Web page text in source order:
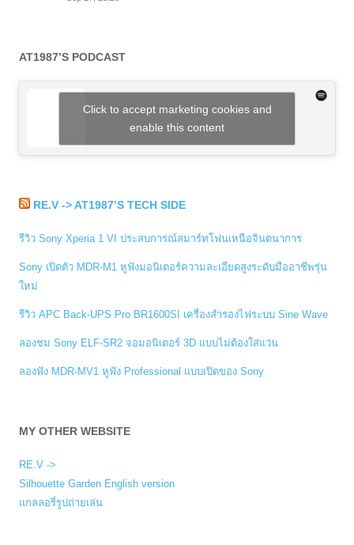
AT1987’S PODCAST
Click to accept marketing cookies and
enable this content
RE.V -> AT1987’S TECH SIDE
รีวิว Sony Xperia 1 VI ประสบการณ์สมาร์ทโฟนเหนือจินตนาการ
Sony เปิดตัว MDR-M1 หูฟังมอนิเตอร์ความละเอียดสูงระดับมืออาชีพรุ่น
ใหม่
รีวิว APC Back-UPS Pro BR1600SI เครื่องสำรองไฟระบบ Sine Wave
ลองชม Sony ELF-SR2 จอมอนิเตอร์ 3D แบบไม่ต้องใส่แว่น
ลองฟัง MDR-MV1 หูฟัง Professional แบบเปิดของ Sony
MY OTHER WEBSITE
RE.V ->
Silhouette Garden English version
แกลลอรี่รูปถ่ายเล่น